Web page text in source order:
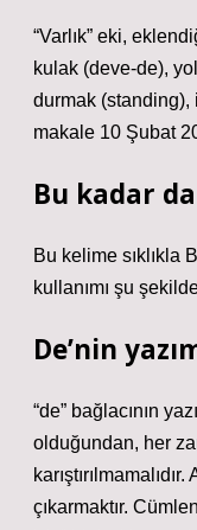
“Varlık” eki,
kulak (deve-de),
durmak (standing),
makale 10 Şubat
Bu kadar da
Bu kelime sıklıkla
kullanımı şu
De’nin
“de” bağlacının
olduğundan, her
çıkarmaktır.